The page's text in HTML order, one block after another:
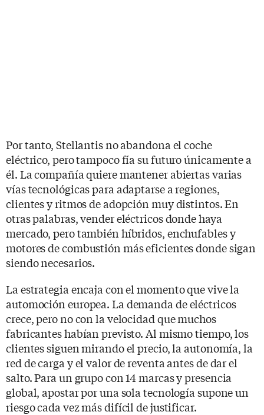
Por tanto, Stellantis no abandona el coche
eléctrico, pero tampoco fía su futuro únicamente a
él. La compañía quiere mantener abiertas varias
vías tecnológicas para adaptarse a regiones,
clientes y ritmos de adopción muy distintos. En
otras palabras, vender eléctricos donde haya
mercado, pero también híbridos, enchufables y
motores de combustión más eficientes donde sigan
siendo necesarios.
La estrategia encaja con el momento que vive la
automoción europea. La demanda de eléctricos
crece, pero no con la velocidad que muchos
fabricantes habían previsto. Al mismo tiempo, los
clientes siguen mirando el precio, la autonomía, la
red de carga y el valor de reventa antes de dar el
salto. Para un grupo con 14 marcas y presencia
global, apostar por una sola tecnología supone un
riesgo cada vez más difícil de justificar.